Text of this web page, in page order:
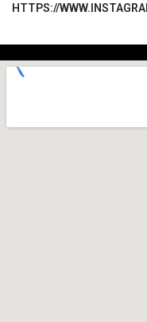
HTTPS://